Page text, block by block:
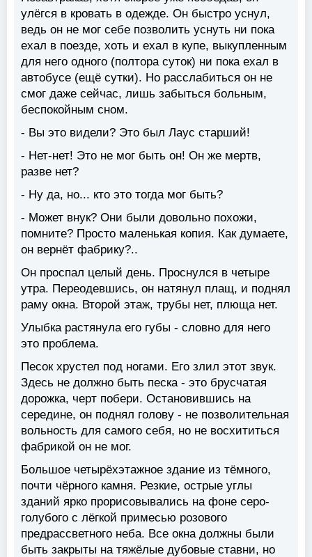
улёгся в кровать в одежде. Он быстро уснул,
ведь он не мог себе позволить уснуть ни пока
ехал в поезде, хоть и ехал в купе, выкупленным
для него одного (полтора суток) ни пока ехал в
автобусе (ещё сутки). Но расслабиться он не
смог даже сейчас, лишь забыться больным,
беспокойным сном.
- Вы это видели? Это был Лаус старший!
- Нет-нет! Это не мог быть он! Он же мертв,
разве нет?
- Ну да, но... кто это тогда мог быть?
- Может внук? Они были довольно похожи,
помните? Просто маленькая копия. Как думаете,
он вернёт фабрику?..
Он проспал целый день. Проснулся в четыре
утра. Переодевшись, он натянул плащ, и поднял
раму окна. Второй этаж, трубы нет, плюща нет.
Улыбка растянула его губы - словно для него
это проблема.
Песок хрустел под ногами. Его злил этот звук.
Здесь не должно быть песка - это брусчатая
дорожка, черт побери. Остановившись на
середине, он поднял голову - не позволительная
вольность для самого себя, но не восхититься
фабрикой он не мог.
Большое четырёхэтажное здание из тёмного,
почти чёрного камня. Резкие, острые углы
зданий ярко прорисовывались на фоне серо-
голубого с лёгкой примесью розового
предрассветного неба. Все окна должны были
быть закрыты на тяжёлые дубовые ставни, но